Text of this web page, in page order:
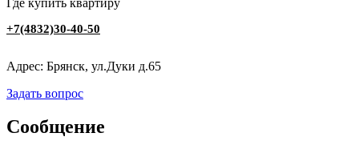
‭+7(4832)30-40-50
Адрес: Брянск, ул.Дуки д.65
Задать вопрос
Сообщение